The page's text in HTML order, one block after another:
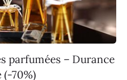
parfumées – Durance
(-70%)